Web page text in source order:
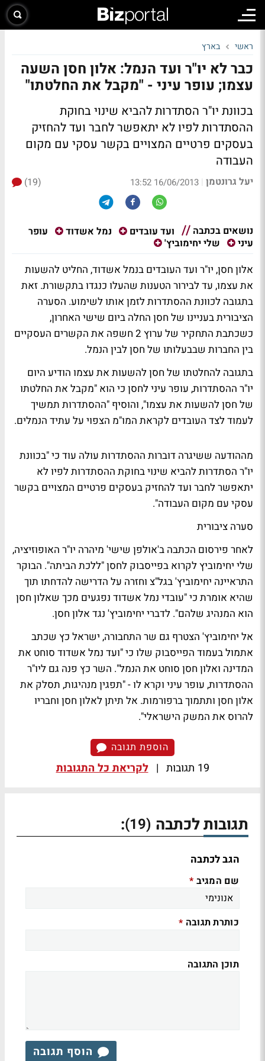
ראשי בארץ
כבר לא יו"ר ועד הנמל: אלון חסן השעה
עצמו; עופר עיני - "מקבל את החלטתו"
בכוונת יו"ר הסתדרות להביא שינוי בחוקת
ההסתדרות לפיו לא יתאפשר לחבר ועד להחזיק
בעסקים פרטיים המצויים בקשר עסקי עם מקום
העבודה
יעל גרונטמן |
16/06/2013 13:52
(19)
נושאים בכתבה ועד עובדים נמל אשדוד
עופר
עיני
שלי יחימוביץ'
אלון חסן, יו"ר ועד העובדים בנמל אשדוד, החליט להשעות
את עצמו, עד לבירור הטענות שהעלו כנגדו בתקשורת. זאת
בתגובה לכוונת ההסתדרות לזמן אותו לשימוע. הסערה
הציבורית בעניינו של חסן החלה ביום שישי האחרון,
כשכתבת התחקיר של ערוץ 2 חשפה את הקשרים העסקיים
בין החברות שבבעלותו של חסן לבין הנמל.
בתגובה להחלטתו של חסן להשעות את עצמו הודיע היום
יו"ר ההסתדרות, עופר עיני לחסן כי הוא "מקבל את החלטתו
של חסן להשעות את עצמו", והוסיף "ההסתדרות תמשיך
לעמוד לצד העובדים לקראת המו"מ הצפוי על עתיד הנמלים.
מההודעה ששיגרה דוברות ההסתדרות עולה עוד כי "בכוונת
יו"ר הסתדרות להביא שינוי בחוקת ההסתדרות לפיו לא
יתאפשר לחבר ועד להחזיק בעסקים פרטיים המצויים בקשר
עסקי עם מקום העבודה".
סערה ציבורית
לאחר פירסום הכתבה ב'אולפן שישי' מיהרה יו"ר האופוזיציה,
שלי יחימוביץ לקרוא בפייסבוק לחסן "ללכת הביתה". הבוקר
התראיינה יחימוביץ' בגל"צ וחזרה על הדרישה להדחתו תוך
שהיא אומרת כי "עובדי נמל אשדוד נפגעים מכך שאלון חסן
הוא המנהיג שלהם". לדברי יחימוביץ' נגד אלון חסן.
אל יחימוביץ' הצטרף גם שר התחבורה, ישראל כץ שכתב
אתמול בעמוד הפייסבוק שלו כי "ועד נמל אשדוד סוחט את
המדינה ואלון חסן סוחט את הנמל". השר כץ פנה גם ליו"ר
ההסתדרות, עופר עיני וקרא לו - "תפגין מנהיגות, תסלק את
אלון חסן ותתמוך ברפורמות. אל תיתן לאלון חסן וחבריו
להרוס את המשק הישראלי".
הוספת תגובה
19 תגובות | לקריאת כל התגובות
תגובות לכתבה (19)
:
הגב לכתבה
שם המגיב *
כותרת תגובה *
תוכן התגובה
הוסף תגובה